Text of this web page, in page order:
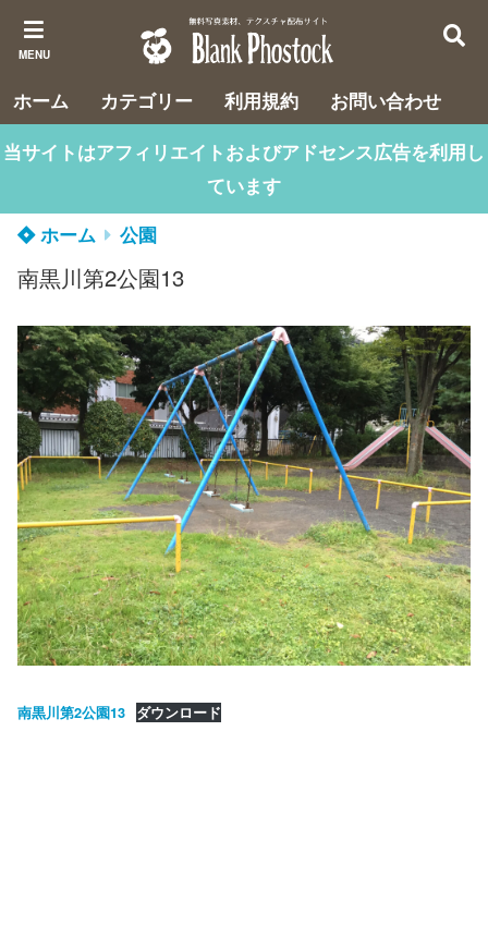
MENU
ホーム カテゴリー 利用規約
お問い合わせ
当サイトはアフィリエイトおよびアドセンス広告を利用し
ています
ホーム
公園
南黒川第2公園13
南黒川第2公園13 ダウンロード